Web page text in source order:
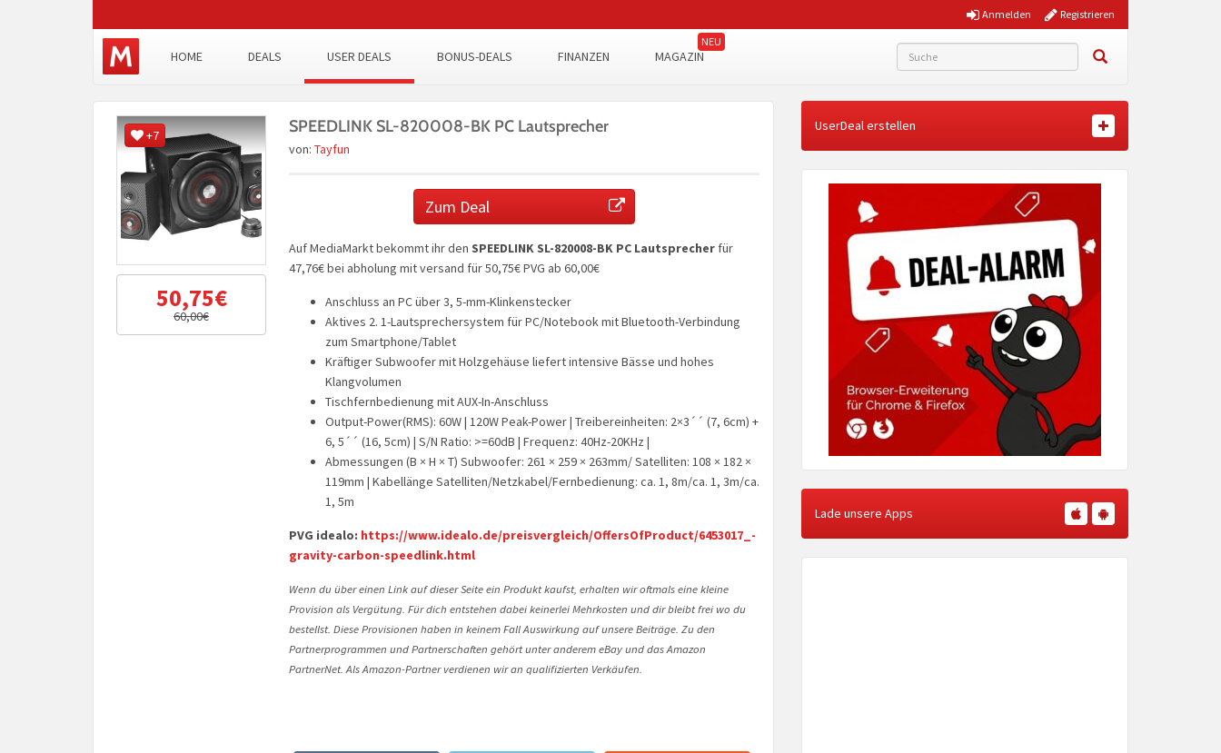
Registrieren
Anmelden
HOME DEALS USER DEALS BONUS-DEALS FINANZEN MAGAZIN
+7
50,75€
60,00€
SPEEDLINK SL-820008-BK PC Lautsprecher
von: Tayfun
Zum Deal
Auf MediaMarkt bekommt ihr den SPEEDLINK SL-820008-BK PC Lautsprecher für
47,76€ bei abholung mit versand für 50,75€ PVG ab 60,00€
Anschluss an PC über 3, 5-mm-Klinkenstecker
Aktives 2. 1-Lautsprechersystem für PC/Notebook mit Bluetooth-Verbindung
zum Smartphone/Tablet
Kräftiger Subwoofer mit Holzgehäuse liefert intensive Bässe und hohes
Klangvolumen
Tischfernbedienung mit AUX-In-Anschluss
Output-Power(RMS): 60W | 120W Peak-Power | Treibereinheiten: 2×3´´ (7, 6cm) +
6, 5´´ (16, 5cm) | S/N Ratio: >=60dB | Frequenz: 40Hz-20KHz |
Abmessungen (B × H × T) Subwoofer: 261 × 259 × 263mm/ Satelliten: 108 × 182 ×
119mm | Kabellänge Satelliten/Netzkabel/Fernbedienung: ca. 1, 8m/ca. 1, 3m/ca.
1, 5m
PVG idealo: https://www.idealo.de/preisvergleich/OffersOfProduct/6453017_-
gravity-carbon-speedlink.html
Wenn du über einen Link auf dieser Seite ein Produkt kaufst, erhalten wir oftmals eine kleine
Provision als Vergütung. Für dich entstehen dabei keinerlei Mehrkosten und dir bleibt frei wo du
bestellst. Diese Provisionen haben in keinem Fall Auswirkung auf unsere Beiträge. Zu den
Partnerprogrammen und Partnerschaften gehört unter anderem eBay und das Amazon
PartnerNet. Als Amazon-Partner verdienen wir an qualifizierten Verkäufen.
UserDeal erstellen
Lade unsere Apps